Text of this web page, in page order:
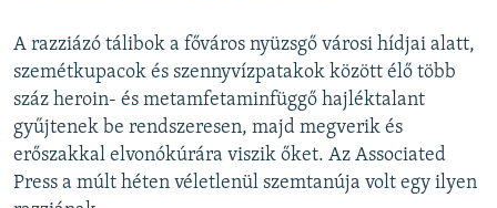
A razziázó tálibok a főváros nyüzsgő városi hídjai alatt,
szemétkupacok és szennyvízpatakok között élő több
száz heroin- és metamfetaminfüggő hajléktalant
gyűjtenek be rendszeresen, majd megverik és
erőszakkal elvonókúrára viszik őket. Az Associated
Press a múlt héten véletlenül szemtanúja volt egy ilyen